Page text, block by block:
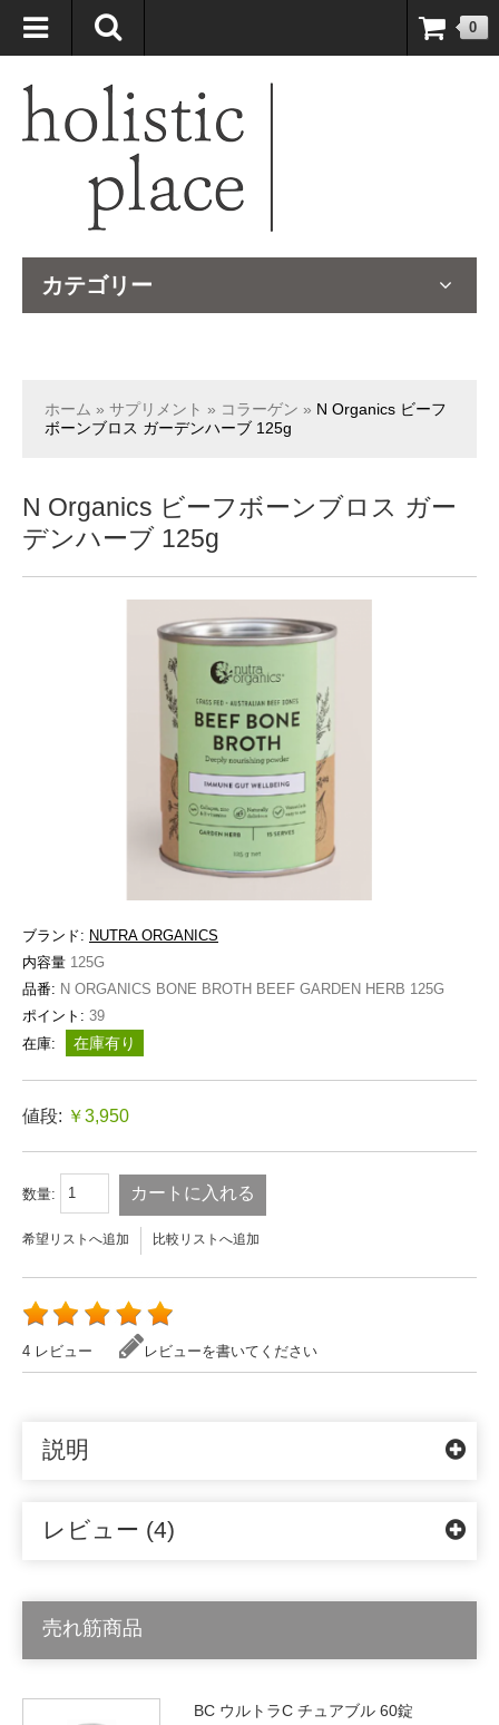
自然療法大国のオーストラリアより、臨床経験＆知識の豊富なナチュ
ロパスが厳選したサプリメントや ナチュラルグッズをお届けします！
0
カテゴリー
ホーム » サプリメント » コラーゲン » N Organics ビーフ
ボーンブロス ガーデンハーブ 125g
N Organics ビーフボーンブロス ガー
デンハーブ 125g
ブランド: NUTRA ORGANICS
内容量 125G
品番: N ORGANICS BONE BROTH BEEF GARDEN HERB 125G
ポイント: 39
在庫:
在庫有り
値段: ￥3,950
数量: カートに入れる
希望リストへ追加 比較リストへ追加
4 レビュー レビューを書いてください
説明
レビュー (4)
売れ筋商品
BC ウルトラC チュアブル 60錠